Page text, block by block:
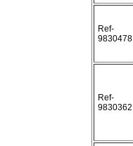
Ref-
9830478
Ref-
9830362